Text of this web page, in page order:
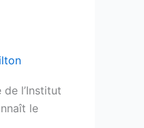
l’Institut
le